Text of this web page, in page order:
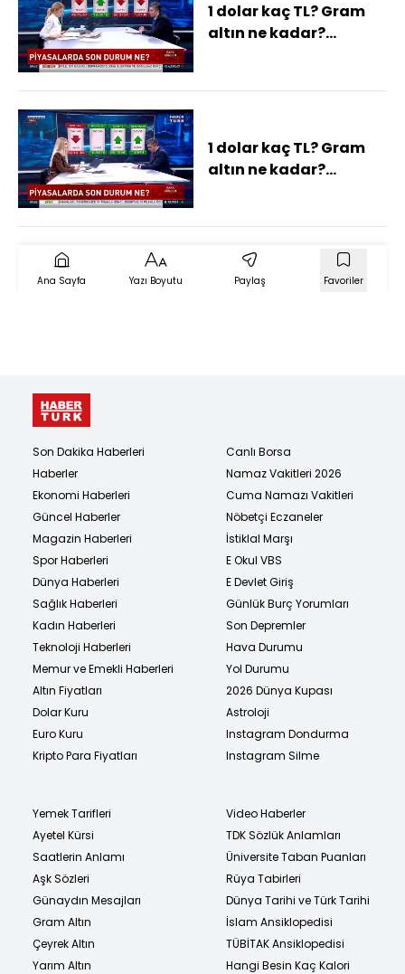
1 dolar kaç TL? Gram
altın ne kadar?
1 dolar kaç TL? Gram
altın ne kadar?
Ana Sayfa Yazı Boyutu Paylaş Favoriler
Son Dakika Haberleri
Haberler
Ekonomi Haberleri
Güncel Haberler
Magazin Haberleri
Spor Haberleri
Dünya Haberleri
Sağlık Haberleri
Kadın Haberleri
Teknoloji Haberleri
Memur ve Emekli Haberleri
Altın Fiyatları
Dolar Kuru
Euro Kuru
Kripto Para Fiyatları
Canlı Borsa
Namaz Vakitleri 2026
Cuma Namazı Vakitleri
Nöbetçi Eczaneler
İstiklal Marşı
E Okul VBS
E Devlet Giriş
Günlük Burç Yorumları
Son Depremler
Hava Durumu
Yol Durumu
2026 Dünya Kupası
Astroloji
Instagram Dondurma
Instagram Silme
Yemek Tarifleri
Ayetel Kürsi
Saatlerin Anlamı
Aşk Sözleri
Günaydın Mesajları
Gram Altın
Çeyrek Altın
Yarım Altın
Video Haberler
TDK Sözlük Anlamları
Üniversite Taban Puanları
Rüya Tabirleri
Dünya Tarihi ve Türk Tarihi
İslam Ansiklopedisi
TÜBİTAK Ansiklopedisi
Hangi Besin Kaç Kalori